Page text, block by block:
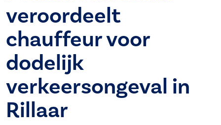
veroordeelt
chauffeur voor
dodelijk
verkeersongeval in
Rillaar